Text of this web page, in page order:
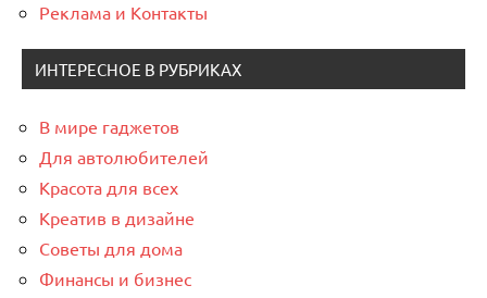
Реклама и Контакты
ИНТЕРЕСНОЕ В РУБРИКАХ
В мире гаджетов
Для автолюбителей
Красота для всех
Креатив в дизайне
Советы для дома
Финансы и бизнес